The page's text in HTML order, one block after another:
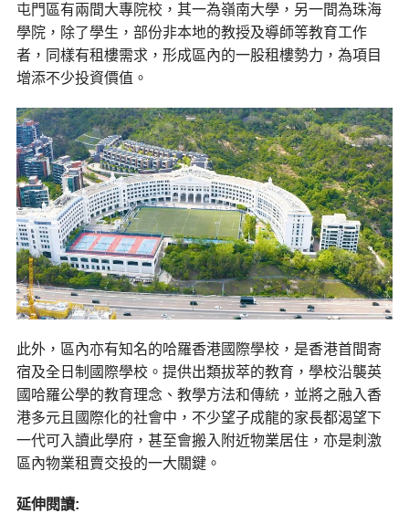
屯門區有兩間大專院校，其一為嶺南大學，另一間為珠海
學院，除了學生，部份非本地的教授及導師等教育工作
者，同樣有租樓需求，形成區內的一股租樓勢力，為項目
增添不少投資價值。
此外，區內亦有知名的哈羅香港國際學校，是香港首間寄
宿及全日制國際學校。提供出類拔萃的教育，學校沿襲英
國哈羅公學的教育理念、教學方法和傳統，並將之融入香
港多元且國際化的社會中，不少望子成龍的家長都渴望下
一代可入讀此學府，甚至會搬入附近物業居住，亦是刺激
區內物業租賣交投的一大關鍵。
延伸閱讀: